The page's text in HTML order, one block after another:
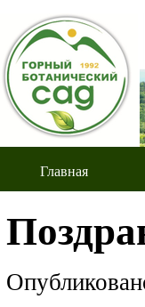
Главная